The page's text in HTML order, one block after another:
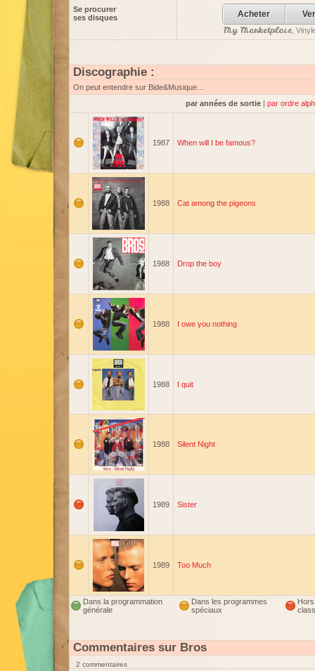
Se procurer
ses disques
Acheter
My Marketplace,
Discographie :
On peut entendre sur Bide&Musique…
par années de sortie | par ordre
1987 When will I be famous?
1988 Cat among the pigeons
1988 Drop the boy
1988 I owe you nothing
1988 I quit
1988 Silent Night
1989 Sister
1989 Too Much
Dans la programmation
générale
Dans les programmes
spéciaux
Hors
Commentaires sur Bros
2 commentaires